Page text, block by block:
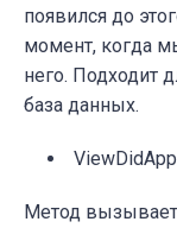
появился до
момент, когда
него. Подходит
база данных.
Метод